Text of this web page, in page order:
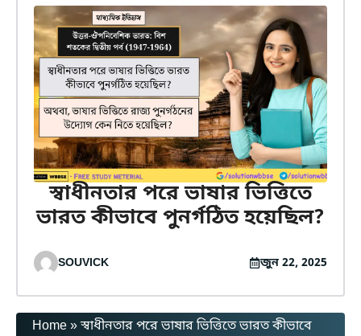
স্বাধীনতার পরে ভাষার ভিত্তিতে
ভারত কীভাবে পুনর্গঠিত হয়েছিল?
SOUVICK জুন 22, 2025
Home»স্বাধীনতার পরে ভাষার ভিত্তিতে ভারত কীভাবে